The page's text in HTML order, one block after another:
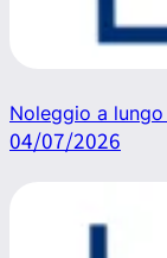
Noleggio a
04/07/2026